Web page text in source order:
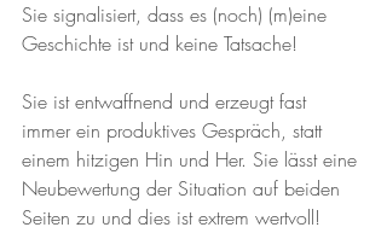
Sie signalisiert, dass es (noch) (m)eine
Geschichte ist und keine Tatsache!
Sie ist entwaffnend und erzeugt fast
immer ein produktives Gespräch, statt
einem hitzigen Hin und Her. Sie lässt eine
Neubewertung der Situation auf beiden
Seiten zu und dies ist extrem wertvoll!